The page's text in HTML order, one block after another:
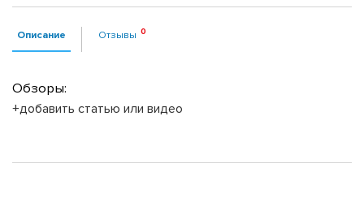
Описание Отзывы
Обзоры:
+добавить статью или видео